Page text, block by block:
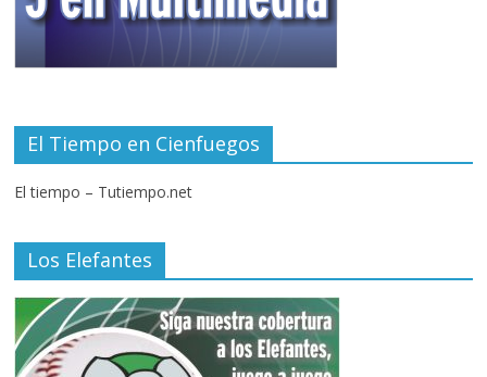
El Tiempo en Cienfuegos
El tiempo – Tutiempo.net
Los Elefantes